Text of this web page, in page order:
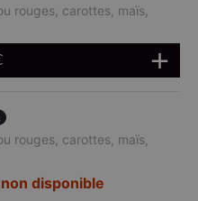
rouges, carottes, maïs,
rouges, carottes, maïs,
disponible